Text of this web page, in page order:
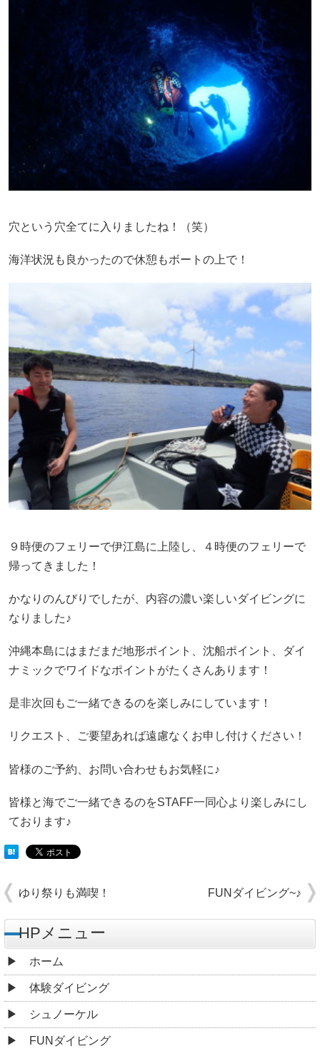
穴という穴全てに入りましたね！（笑）
海洋状況も良かったので休憩もボートの上で！
９時便のフェリーで伊江島に上陸し、４時便のフェリーで
帰ってきました！
かなりのんびりでしたが、内容の濃い楽しいダイビングに
なりました♪
沖縄本島にはまだまだ地形ポイント、沈船ポイント、ダイ
ナミックでワイドなポイントがたくさんあります！
是非次回もご一緒できるのを楽しみにしています！
リクエスト、ご要望あれば遠慮なくお申し付けください！
皆様のご予約、お問い合わせもお気軽に♪
皆様と海でご一緒できるのをSTAFF一同心より楽しみにし
ております♪
ゆり祭りも満喫！ FUNダイビング~♪
HPメニュー
ホーム
体験ダイビング
シュノーケル
FUNダイビング